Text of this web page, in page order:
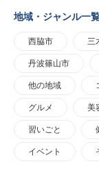
地域・ジャンル一
西脇市 三
丹波篠山市
他の地域
グルメ 美
習いごと
イベント